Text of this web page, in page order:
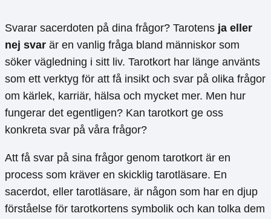
Svarar sacerdoten på dina frågor? Tarotens ja eller
nej svar är en vanlig fråga bland människor som
söker vägledning i sitt liv. Tarotkort har länge använts
som ett verktyg för att få insikt och svar på olika frågor
om kärlek, karriär, hälsa och mycket mer. Men hur
fungerar det egentligen? Kan tarotkort ge oss
konkreta svar på våra frågor?
Att få svar på sina frågor genom tarotkort är en
process som kräver en skicklig tarotläsare. En
sacerdot, eller tarotläsare, är någon som har en djup
förståelse för tarotkortens symbolik och kan tolka dem